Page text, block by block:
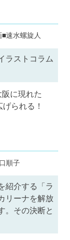
速水螺旋人
ラストコラム
に現れた
られる！
順子
紹介する「ラ
リーナを解放
。その決断と